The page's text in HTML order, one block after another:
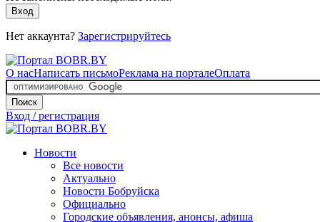
Вход
Нет аккаунта? Зарегистрируйтесь
О насНаписать письмоРеклама на порталеОплата
Поиск
Вход / регистрация
Новости
Все новости
Актуально
Новости Бобруйска
Официально
Городские объявления, анонсы, афиша